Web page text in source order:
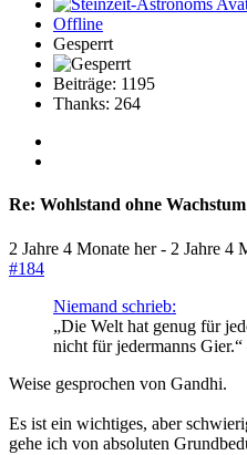
Offline
Gesperrt
Beiträge: 1195
Thanks: 264
Re: Wohlstand ohne
2 Jahre 4 Monate her- 2 Jahre 4
#184
Niemand schrieb:
„Die Welt hat genug für
nicht für jedermanns
Weise gesprochen von Gandhi.
Es ist ein wichtiges, aber
gehe ich von absoluten